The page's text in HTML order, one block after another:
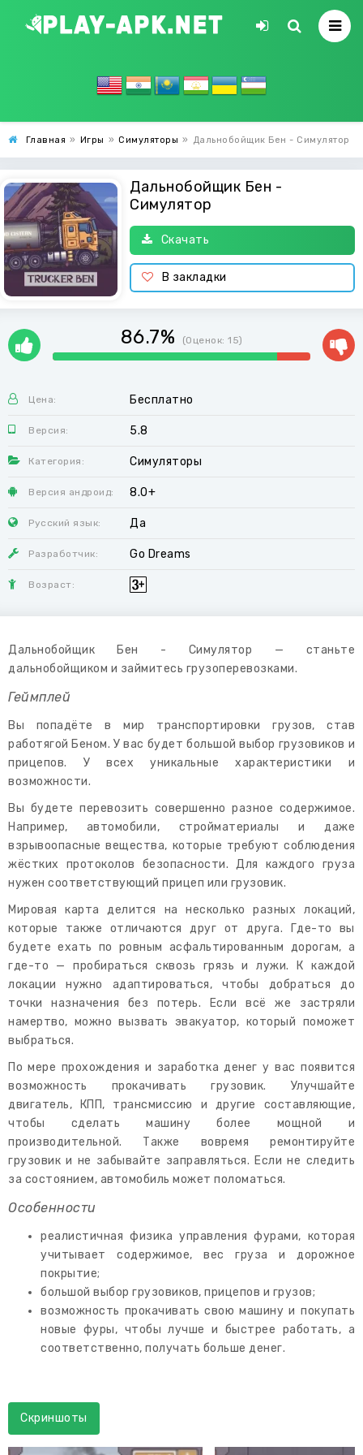
Главная » Игры » Симуляторы » Дальнобойщик Бен - Симулятор
Дальнобойщик Бен -
Симулятор
Скачать
В закладки
86.7% (Оценок: 15)
Цена: Бесплатно
Версия: 5.8
Категория: Симуляторы
Версия андроид: 8.0+
Русский язык: Да
Разработчик: Go Dreams
Возраст:
Дальнобойщик Бен - Симулятор — станьте
дальнобойщиком и займитесь грузоперевозками.
Геймплей
Вы попадёте в мир транспортировки грузов, став
работягой Беном. У вас будет большой выбор грузовиков и
прицепов. У всех уникальные характеристики и
возможности.
Вы будете перевозить совершенно разное содержимое.
Например, автомобили, стройматериалы и даже
взрывоопасные вещества, которые требуют соблюдения
жёстких протоколов безопасности. Для каждого груза
нужен соответствующий прицеп или грузовик.
Мировая карта делится на несколько разных локаций,
которые также отличаются друг от друга. Где-то вы
будете ехать по ровным асфальтированным дорогам, а
где-то — пробираться сквозь грязь и лужи. К каждой
локации нужно адаптироваться, чтобы добраться до
точки назначения без потерь. Если всё же застряли
намертво, можно вызвать эвакуатор, который поможет
выбраться.
По мере прохождения и заработка денег у вас появится
возможность прокачивать грузовик. Улучшайте
двигатель, КПП, трансмиссию и другие составляющие,
чтобы сделать машину более мощной и
производительной. Также вовремя ремонтируйте
грузовик и не забывайте заправляться. Если не следить
за состоянием, автомобиль может поломаться.
Особенности
реалистичная физика управления фурами, которая
учитывает содержимое, вес груза и дорожное
покрытие;
большой выбор грузовиков, прицепов и грузов;
возможность прокачивать свою машину и покупать
новые фуры, чтобы лучше и быстрее работать, а
соответственно, получать больше денег.
Скриншоты